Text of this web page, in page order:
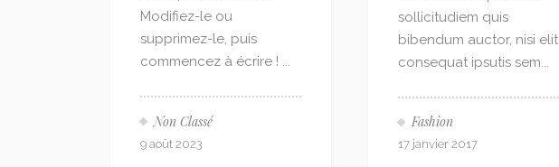
Modifiez-le ou
supprimez-le, puis
commencez à écrire ! ...
Non Classé
9 août 2023
sollicitudiem quis
bibendum auctor, nisi elit
consequat ipsutis sem...
Fashion
17 janvier 2017